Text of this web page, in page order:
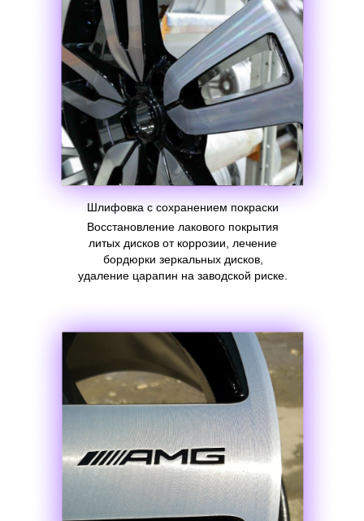
Восстановление лакового покрытия
литых дисков от коррозии, лечение
бордюрки зеркальных дисков,
удаление царапин на заводской риске.
Шлифовка с сохранением покраски